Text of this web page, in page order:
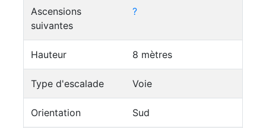
Ascensions
suivantes
?
Hauteur 8 mètres
Type d'escalade Voie
Orientation Sud